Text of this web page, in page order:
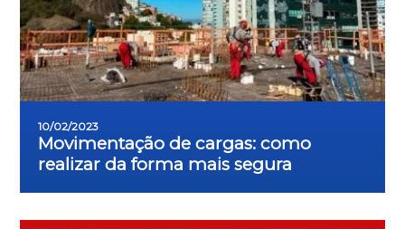
10/02/2023
Movimentação de cargas: como
realizar da forma mais segura